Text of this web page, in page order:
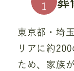
1
東京都・埼
リアに約
ため、家族